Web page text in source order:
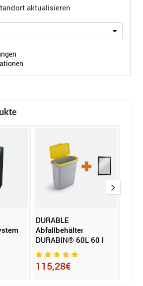
aktualisieren
DURABLE
Abfallbehälter
DURABIN® 60L 60 l
115,28€